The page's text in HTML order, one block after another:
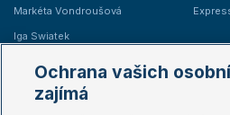
Markéta Vondroušová
Iga Swiatek
Žebříčky
Ochrana vašich
zajímá